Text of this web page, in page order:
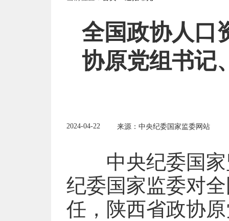
全国政协人口
协原党组书记
2024-04-22 来源：中央纪委国家监委网站
中央纪委国家
纪委国家监委对
任，陕西省政协